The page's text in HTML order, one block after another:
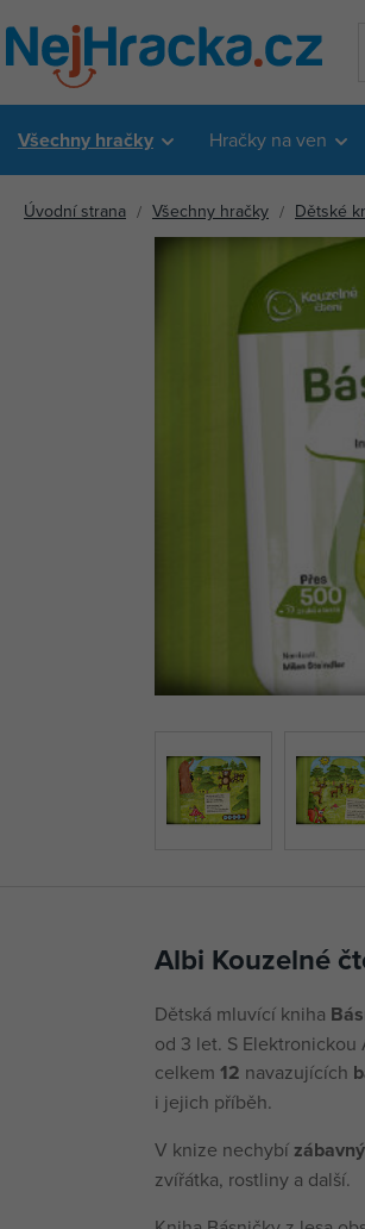
Všechny hračky Hračky na ven
Úvodní strana Všechny hračky Dětské
Albi Kouzelné
Dětská mluvící kniha
od 3 let. S
celkem 12 navazujících
i jejich příběh.
V knize nechybí
zvířátka, rostliny a další.